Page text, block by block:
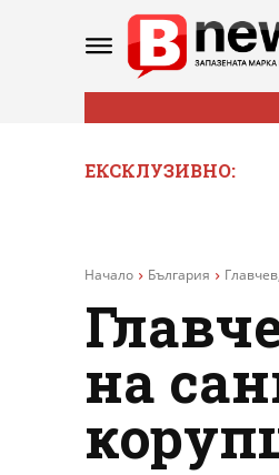
ЕКСКЛУЗИВНО:
Начало България
на